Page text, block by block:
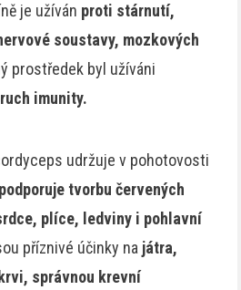
je užíván proti stárnutí,
soustavy, mozkových
prostředek byl užíváni
imunity.
udržuje v pohotovosti
podporuje tvorbu červených
plíce, ledviny i pohlavní
příznivé účinky na játra,
správnou krevní